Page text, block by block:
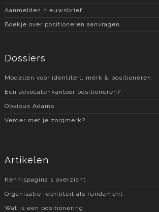
Aanmelden nieuwsbrief
Boekje over positioneren aanvragen
Dossiers
Modellen voor identiteit, merk & positioneren
Een advocatenkantoor positioneren?
Obvious Adams
Verder met je zorgmerk?
Artikelen
Kennispagina's overzicht
Organisatie-identiteit als fundament
Wat is een positionering